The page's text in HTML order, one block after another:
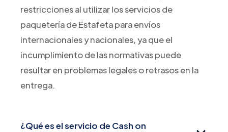
restricciones al utilizar los servicios de
paquetería de Estafeta para envíos
internacionales y nacionales, ya que el
incumplimiento de las normativas puede
resultar en problemas legales o retrasos en la
entrega.
¿Qué es el servicio de Cash on